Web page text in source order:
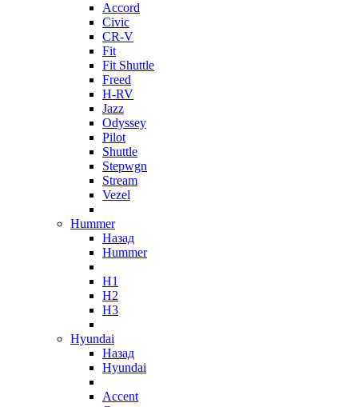
Accord
Civic
CR-V
Fit
Fit Shuttle
Freed
H-RV
Jazz
Odyssey
Pilot
Shuttle
Stepwgn
Stream
Vezel
Hummer
Назад
Hummer
H1
H2
H3
Hyundai
Назад
Hyundai
Accent